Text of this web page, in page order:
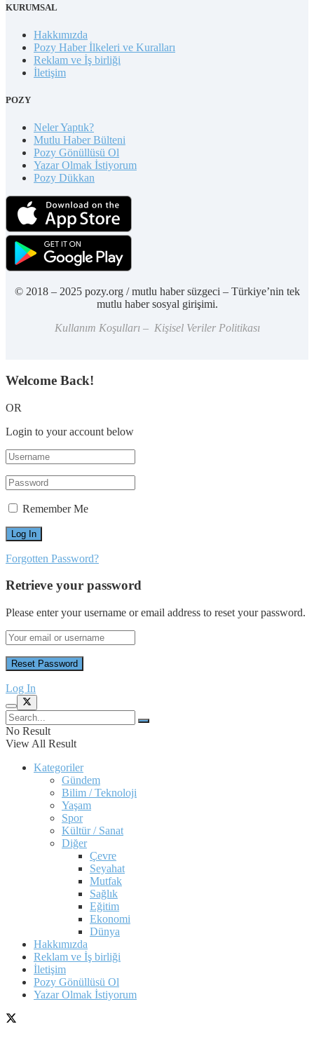
KURUMSAL
Hakkımızda
Pozy Haber İlkeleri ve Kuralları
Reklam ve İş birliği
İletişim
POZY
Neler Yaptık?
Mutlu Haber Bülteni
Pozy Gönüllüsü Ol
Yazar Olmak İstiyorum
Pozy Dükkan
© 2018 – 2025 pozy.org / mutlu haber süzgeci – Türkiye’nin tek
mutlu haber sosyal girişimi.
Kullanım Koşulları – Kişisel Veriler Politikası
Welcome Back!
OR
Login to your account below
Remember Me
Forgotten Password?
Retrieve your password
Please enter your username or email address to reset your password.
Log In
No Result
View All Result
Kategoriler
Gündem
Bilim / Teknoloji
Yaşam
Spor
Kültür / Sanat
Diğer
Çevre
Seyahat
Mutfak
Sağlık
Eğitim
Ekonomi
Dünya
Hakkımızda
Reklam ve İş birliği
İletişim
Pozy Gönüllüsü Ol
Yazar Olmak İstiyorum